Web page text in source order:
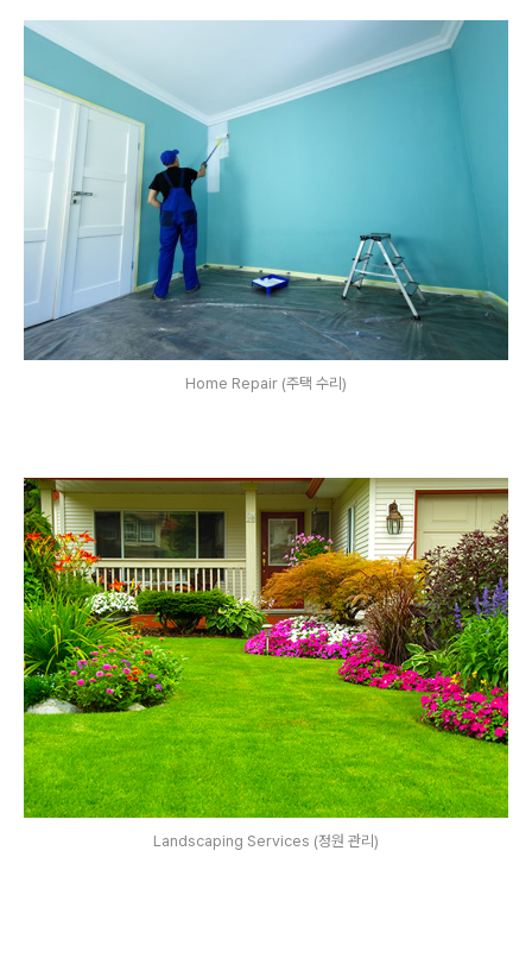
Home Repair (주택 수리)
Landscaping Services (정원 관리)